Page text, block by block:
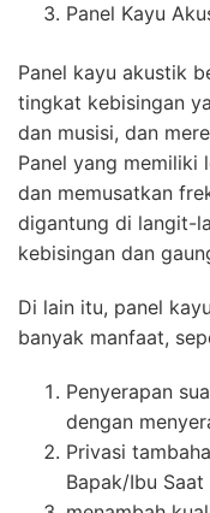
Panel Kayu
Panel kayu akustik
tingkat kebisingan
dan musisi, dan
Panel yang memiliki
dan memusatkan
digantung di langit-
kebisingan dan
Di lain itu, panel
banyak manfaat,
Penyerapan
dengan
Privasi
Bapak/Ibu